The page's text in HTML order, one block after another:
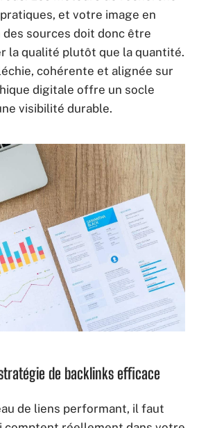
et votre image en
sources doit donc être
la qualité plutôt que la quantité.
cohérente et alignée sur
digitale offre un socle
visibilité durable.
de backlinks efficace
de liens performant, il faut